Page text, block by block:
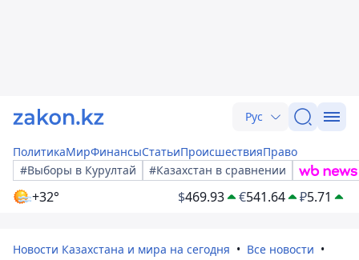
Рус
ПолитикаМирФинансыСтатьиПроисшествияПраво
#Выборы в Курултай
#Казахстан в сравнении
+32° $469.93 €541.64 ₽5.71
Новости Казахстана и мира на сегодня
Все новости